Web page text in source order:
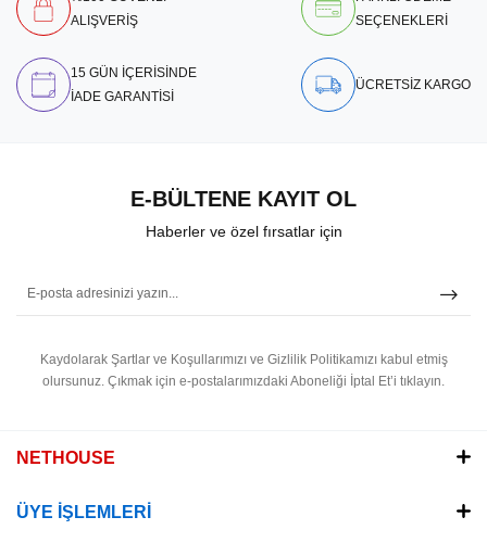
ALIŞVERİŞ
SEÇENEKLERİ
15 GÜN İÇERİSİNDE
İADE GARANTİSİ
ÜCRETSİZ KARGO
E-BÜLTENE KAYIT OL
Haberler ve özel fırsatlar için
Kaydolarak Şartlar ve Koşullarımızı ve Gizlilik Politikamızı kabul etmiş
olursunuz. Çıkmak için e-postalarımızdaki Aboneliği İptal Et’i tıklayın.
NETHOUSE
ÜYE İŞLEMLERİ